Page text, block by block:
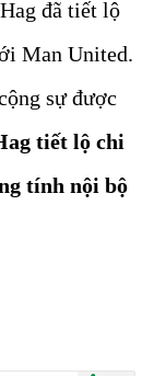
đã tiết lộ
Man United.
sự được
tiết lộ chi
tính nội bộ